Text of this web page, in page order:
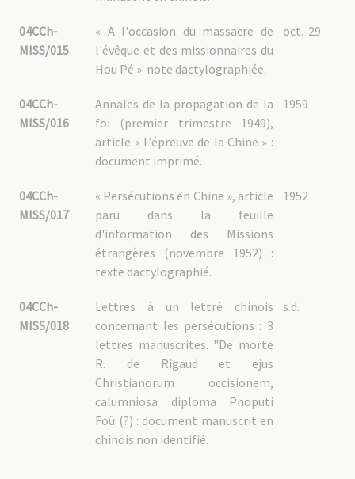
04CCh-
MISS/015
oct.-29
« A l'occasion du massacre de
l'évêque et des missionnaires du
Hou Pé »: note dactylographiée.
04CCh-
MISS/016
1959
Annales de la propagation de la
foi (premier trimestre 1949),
article « L’épreuve de la Chine » :
document imprimé.
04CCh-
MISS/017
1952
« Persécutions en Chine », article
paru dans la feuille
d'information des Missions
étrangères (novembre 1952) :
texte dactylographié.
04CCh-
MISS/018
s.d.
Lettres à un lettré chinois
concernant les persécutions : 3
lettres manuscrites. "De morte
R. de Rigaud et ejus
Christianorum occisionem,
calumniosa diploma Pnoputi
Foû (?) : document manuscrit en
chinois non identifié.